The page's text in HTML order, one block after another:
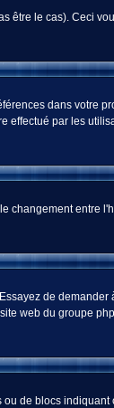
être le cas). Ceci
dans votre
effectué par les
changement entre
de demander
web du groupe
ou de blocs indiquant